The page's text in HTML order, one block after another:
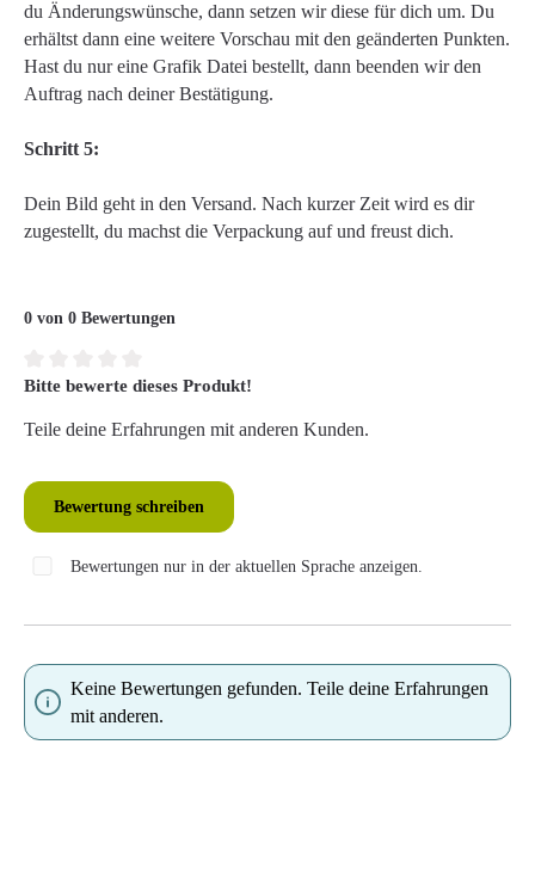
du Änderungswünsche, dann setzen wir diese für dich um. Du
erhältst dann eine weitere Vorschau mit den geänderten Punkten.
Hast du nur eine Grafik Datei bestellt, dann beenden wir den
Auftrag nach deiner Bestätigung.
Schritt 5:
Dein Bild geht in den Versand. Nach kurzer Zeit wird es dir
zugestellt, du machst die Verpackung auf und freust dich.
0 von 0 Bewertungen
Durchschnittliche Bewertung von 0 von 5 Sternen
Bitte bewerte dieses Produkt!
Teile deine Erfahrungen mit anderen Kunden.
Bewertung schreiben
Bewertungen nur in der aktuellen Sprache anzeigen.
Keine Bewertungen gefunden. Teile deine Erfahrungen
mit anderen.